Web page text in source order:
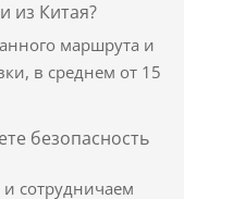
из Китая?
маршрута и
в среднем от 15
безопасность
сотрудничаем